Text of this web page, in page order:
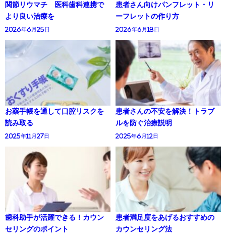
関節リウマチ 医科歯科連携で
より良い治療を
2026年6月25日
患者さん向けパンフレット・リ
ーフレットの作り方
2026年6月18日
お薬手帳を通して口腔リスクを
読み取る
2025年11月27日
患者さんの不安を解決！トラブ
ルを防ぐ治療説明
2025年6月12日
歯科助手が活躍できる！カウン
セリングのポイント
患者満足度をあげるおすすめの
カウンセリング法